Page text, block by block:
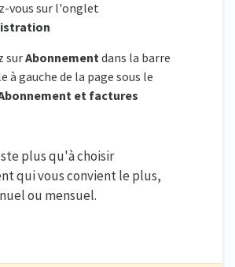
vous sur l'onglet
surAbonnementdans la barre
à gauche de la page sous le
et factures
plus qu'à choisir
qui vous convient le plus,
ou mensuel.